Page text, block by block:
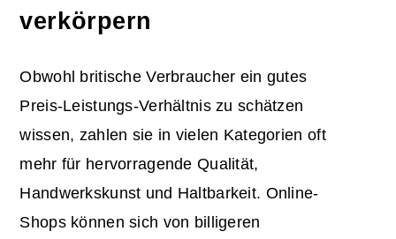
verkörpern
Obwohl britische Verbraucher ein gutes
Preis-Leistungs-Verhältnis zu schätzen
wissen, zahlen sie in vielen Kategorien oft
mehr für hervorragende Qualität,
Handwerkskunst und Haltbarkeit. Online-
Shops können sich von billigeren